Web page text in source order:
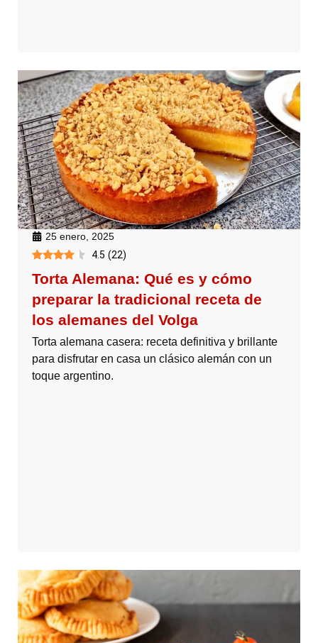
25 enero, 2025
4.5 (22)
Torta Alemana: Qué es y cómo
preparar la tradicional receta de
los alemanes del Volga
Torta alemana casera: receta definitiva y brillante
para disfrutar en casa un clásico alemán con un
toque argentino.